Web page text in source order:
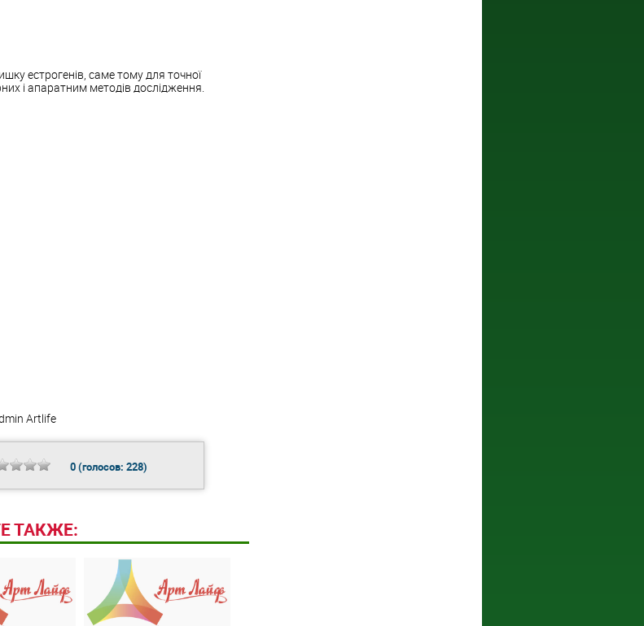
естрогенів, саме тому для точної
і апаратним методів дослідження.
Artlife
0(голосов: 228)
ТАКЖЕ: